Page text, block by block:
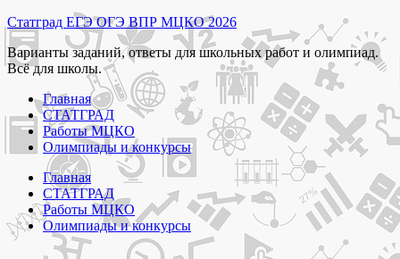
Перейти
к
содержимому
Статград ЕГЭ ОГЭ ВПР МЦКО 2026
Варианты заданий, ответы для школьных работ и олимпиад.
Всё для школы.
Главная
СТАТГРАД
Работы МЦКО
Олимпиады и конкурсы
Главная
СТАТГРАД
Работы МЦКО
Олимпиады и конкурсы